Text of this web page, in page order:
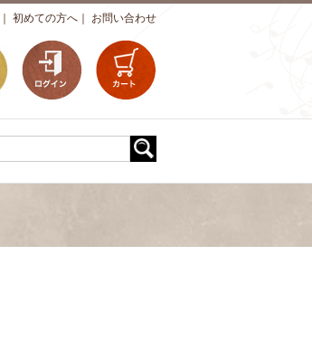
お問い合わせ
初めての方へ